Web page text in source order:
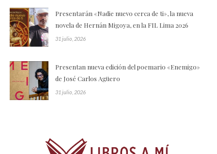
Presentarán «Nadie nuevo cerca de ti», la nueva
novela de Hernán Migoya, en la FIL Lima 2026
31 julio, 2026
Presentan nueva edición del poemario «Enemigo»
de José Carlos Agüero
31 julio, 2026